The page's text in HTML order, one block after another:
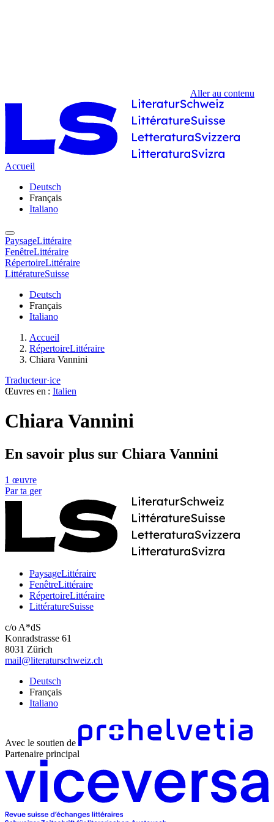
Aller au contenu
Accueil
Deutsch
Français
Italiano
PaysageLittéraire
FenêtreLittéraire
RépertoireLittéraire
LittératureSuisse
Deutsch
Français
Italiano
Accueil
RépertoireLittéraire
Chiara Vannini
Traducteur·ice
Œuvres en : Italien
Chiara Vannini
En savoir plus sur Chiara Vannini
1 œuvre
Par ta ger
PaysageLittéraire
FenêtreLittéraire
RépertoireLittéraire
LittératureSuisse
c/o A*dS
Konradstrasse 61
8031 Zürich
mail@literaturschweiz.ch
Deutsch
Français
Italiano
Avec le soutien de
Partenaire principal